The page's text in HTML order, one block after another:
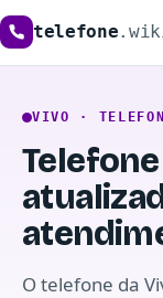
telefone
VIVO ·
O telefone da